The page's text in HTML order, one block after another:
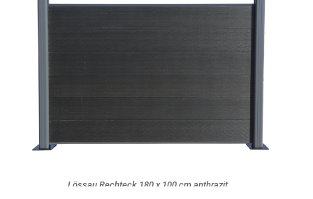
Lössau Rechteck 180 x 100 cm anthrazit